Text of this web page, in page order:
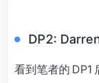
DP2:
看到笔者的